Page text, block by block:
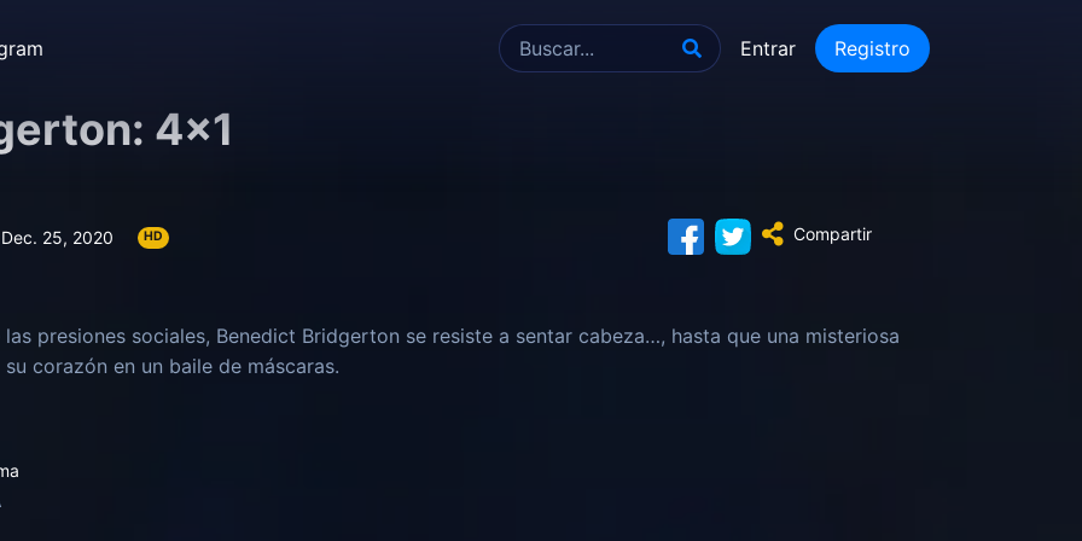
Entrar Registro
4×1
Dec. 25, 2020 HD Compartir
presiones sociales, Benedict Bridgerton se resiste a sentar cabeza…, hasta que una misteriosa
corazón en un baile de máscaras.